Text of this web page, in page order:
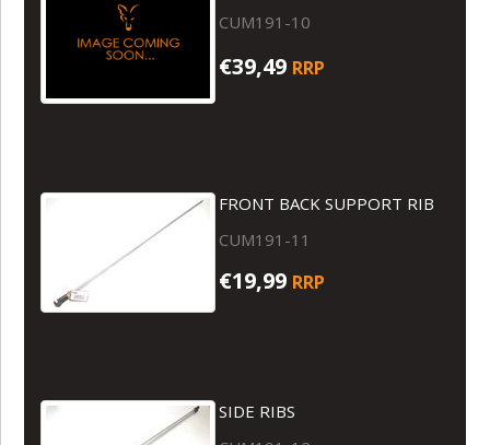
CUM191-10
€39,49 RRP
FRONT BACK SUPPORT RIB
CUM191-11
€19,99 RRP
SIDE RIBS